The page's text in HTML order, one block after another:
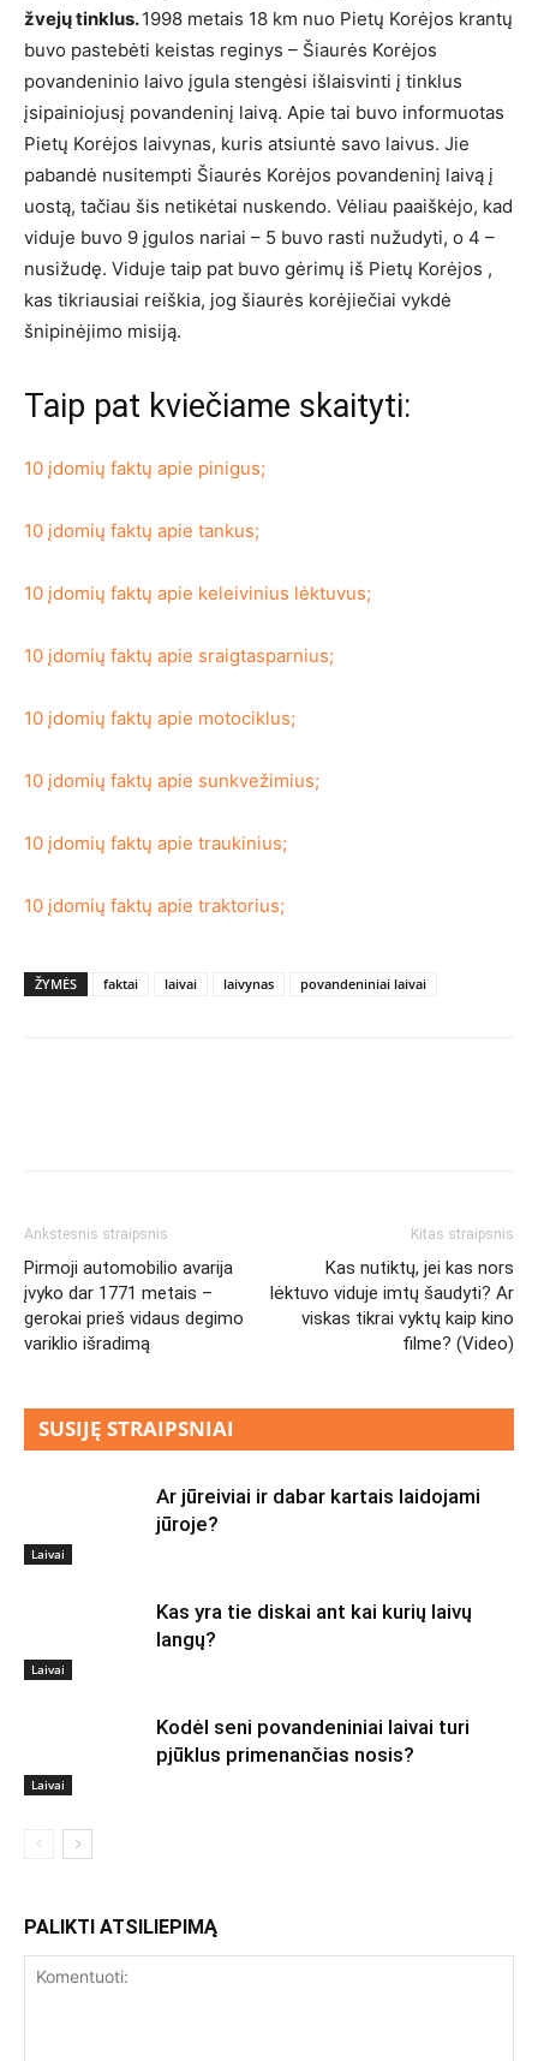
žvejų tinklus.1998 metais 18 km nuo Pietų Korėjos krantų
buvo pastebėti keistas reginys – Šiaurės Korėjos
povandeninio laivo įgula stengėsi išlaisvinti į tinklus
įsipainiojusį povandeninį laivą. Apie tai buvo informuotas
Pietų Korėjos laivynas, kuris atsiuntė savo laivus. Jie
pabandė nusitempti Šiaurės Korėjos povandeninį laivą į
uostą, tačiau šis netikėtai nuskendo. Vėliau paaiškėjo, kad
viduje buvo 9 įgulos nariai – 5 buvo rasti nužudyti, o 4 –
nusižudę. Viduje taip pat buvo gėrimų iš Pietų Korėjos ,
kas tikriausiai reiškia, jog šiaurės korėjiečiai vykdė
šnipinėjimo misiją.
Taip pat kviečiame skaityti:
10 įdomių faktų apie pinigus;
10 įdomių faktų apie tankus;
10 įdomių faktų apie keleivinius lėktuvus;
10 įdomių faktų apie sraigtasparnius;
10 įdomių faktų apie motociklus;
10 įdomių faktų apie sunkvežimius;
10 įdomių faktų apie traukinius;
10 įdomių faktų apie traktorius;
ŽYMĖS faktai laivai laivynas povandeniniai laivai
Ankstesnis straipsnis
Pirmoji automobilio avarija
įvyko dar 1771 metais –
gerokai prieš vidaus degimo
variklio išradimą
Kitas straipsnis
Kas nutiktų, jei kas nors
lėktuvo viduje imtų šaudyti? Ar
viskas tikrai vyktų kaip kino
filme? (Video)
SUSIJĘ STRAIPSNIAI
Laivai
Ar jūreiviai ir dabar kartais laidojami
jūroje?
Laivai
Kas yra tie diskai ant kai kurių laivų
langų?
Laivai
Kodėl seni povandeniniai laivai turi
pjūklus primenančias nosis?
PALIKTI ATSILIEPIMĄ